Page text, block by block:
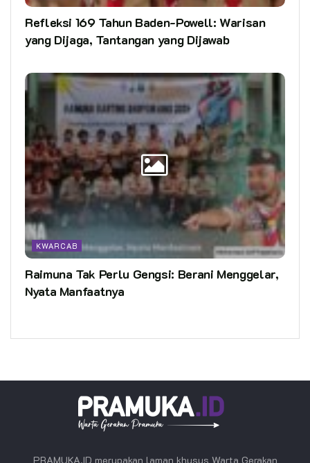
Refleksi 169 Tahun Baden-Powell: Warisan
yang Dijaga, Tantangan yang Dijawab
KWARCAB
Raimuna Tak Perlu Gengsi: Berani Menggelar,
Nyata Manfaatnya
PRAMUKA.ID merupakan laman khusus Warta Gerakan